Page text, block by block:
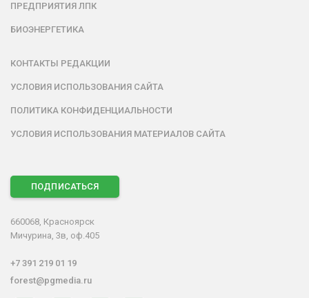
ПРЕДПРИЯТИЯ ЛПК
БИОЭНЕРГЕТИКА
КОНТАКТЫ РЕДАКЦИИ
УСЛОВИЯ ИСПОЛЬЗОВАНИЯ САЙТА
ПОЛИТИКА КОНФИДЕНЦИАЛЬНОСТИ
УСЛОВИЯ ИСПОЛЬЗОВАНИЯ МАТЕРИАЛОВ САЙТА
ПОДПИСАТЬСЯ
660068, Красноярск
Мичурина, 3в, оф.405
+7 391 219 01 19
forest@pgmedia.ru